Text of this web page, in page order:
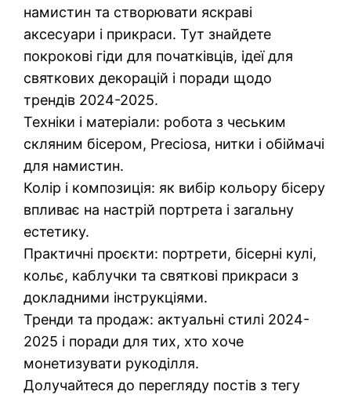
намистин та створювати яскраві
аксесуари і прикраси. Тут знайдете
покрокові гіди для початківців, ідеї для
святкових декорацій і поради щодо
трендів 2024-2025.
Техніки і матеріали: робота з чеським
скляним бісером, Preciosa, нитки і обіймачі
для намистин.
Колір і композиція: як вибір кольору бісеру
впливає на настрій портрета і загальну
естетику.
Практичні проєкти: портрети, бісерні кулі,
кольє, каблучки та святкові прикраси з
докладними інструкціями.
Тренди та продаж: актуальні стилі 2024-
2025 і поради для тих, хто хоче
монетизувати рукоділля.
Долучайтеся до перегляду постів з тегу